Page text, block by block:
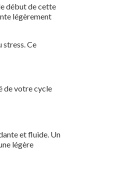
début de cette
légèrement
stress. Ce
de votre cycle
et fluide. Un
légère